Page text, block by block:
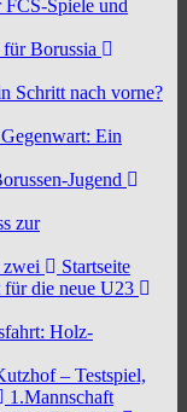
Spiele und
für Borussia
Schritt nach vorne?
Ein
Jugend
zur
Startseite
die neue U23
Holz-
– Testspiel,
1.Mannschaft